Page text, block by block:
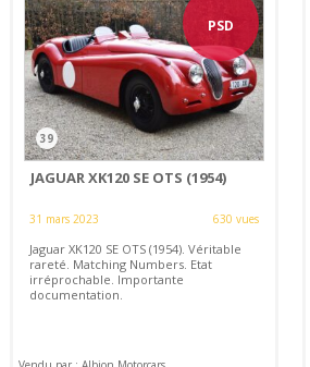
PSD
39
JAGUAR XK120 SE OTS (1954)
31 mars 2023 630 vues
Jaguar XK120 SE OTS (1954). Véritable
rareté. Matching Numbers. Etat
irréprochable. Importante
documentation.